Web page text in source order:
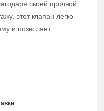
своей прочной
этот клапан легко
и позволяет